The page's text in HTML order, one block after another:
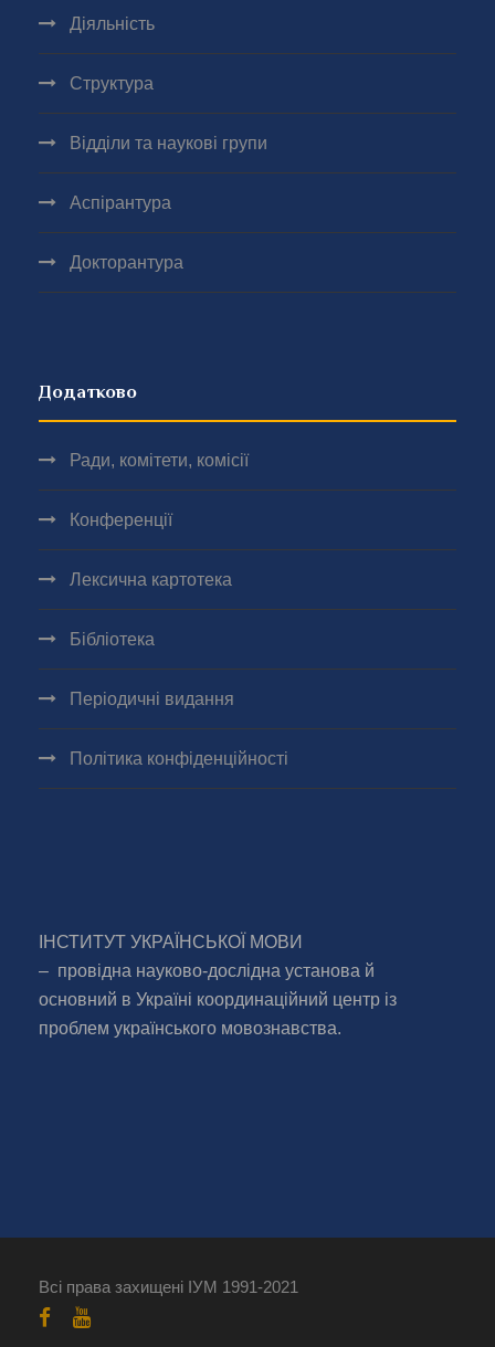
Діяльність
Структура
Відділи та наукові групи
Аспірантура
Докторантура
Додатково
Ради, комітети, комісії
Конференції
Лексична картотека
Бібліотека
Періодичні видання
Політика конфіденційності
ІНСТИТУТ УКРАЇНСЬКОЇ МОВИ
– провідна науково-дослідна установа й
основний в Україні координаційний центр із
проблем українського мовознавства.
Всі права захищені ІУМ 1991-2021